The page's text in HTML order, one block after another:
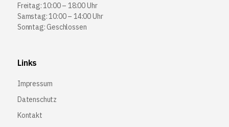
Freitag: 10:00 – 18:00 Uhr
Samstag: 10:00 – 14:00 Uhr
Sonntag: Geschlossen
Links
Impressum
Datenschutz
Kontakt